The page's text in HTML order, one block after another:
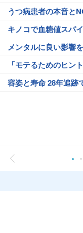
うつ病患者の本音と
キノコで血糖値スパ
メンタルに良い影響
「モテるためのヒン
容姿と寿命 28年追跡